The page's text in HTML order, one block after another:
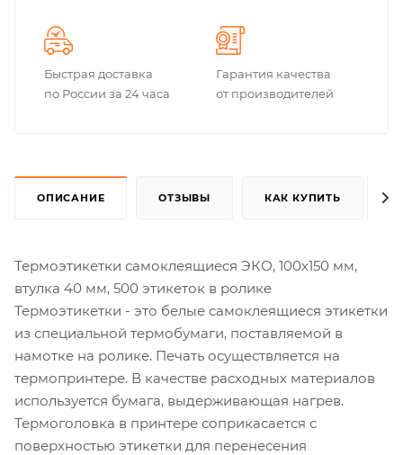
Быстрая доставка
по России за 24 часа
Гарантия качества
от производителей
ОПИСАНИЕ ОТЗЫВЫ КАК КУПИТЬ
Термоэтикетки самоклеящиеся ЭКО, 100х150 мм,
втулка 40 мм, 500 этикеток в ролике
Термоэтикетки - это белые самоклеящиеся этикетки
из специальной термобумаги, поставляемой в
намотке на ролике. Печать осуществляется на
термопринтере. В качестве расходных материалов
используется бумага, выдерживающая нагрев.
Термоголовка в принтере соприкасается с
поверхностью этикетки для перенесения